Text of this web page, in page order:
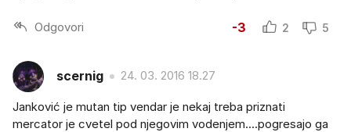
Odgovori -3 2 5
scernig 24. 03. 2016 18.27
Janković je mutan tip vendar je nekaj treba priznati
mercator je cvetel pod njegovim vodenjem....pogresajo ga